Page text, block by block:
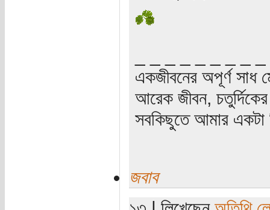
একজীবনের অপূর্ণ সাধ
আরেক জীবন, চতুর্দিকের
সবকিছুতে আমার একটা
জবাব